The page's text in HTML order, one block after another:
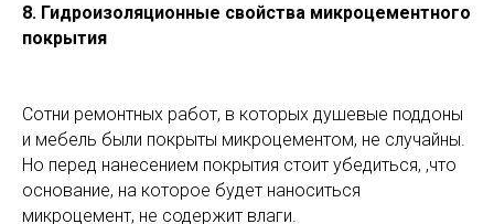
8. Гидроизоляционные свойства микроцементного
покрытия
Сотни ремонтных работ, в которых душевые поддоны
и мебель были покрыты микроцементом, не случайны.
Но перед нанесением покрытия стоит убедиться, ,что
основание, на которое будет наноситься
микроцемент, не содержит влаги.